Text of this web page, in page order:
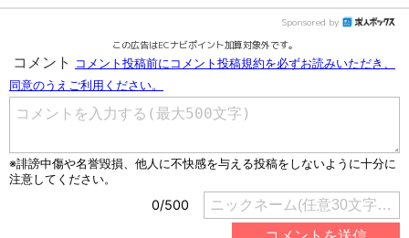
Sponsored by
この広告はECナビポイント加算対象外です。